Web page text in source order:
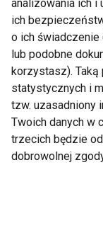
problemów.
MIT:
Dobrze
na oku, a ich
Są jednak
podrażnień,
składniki
analizowania ich i
ich
o ich
lub podobne
korzystasz). Taką
statystycznych i
tzw. uzasadniony
Twoich danych w
trzecich będzie
dobrowolnej